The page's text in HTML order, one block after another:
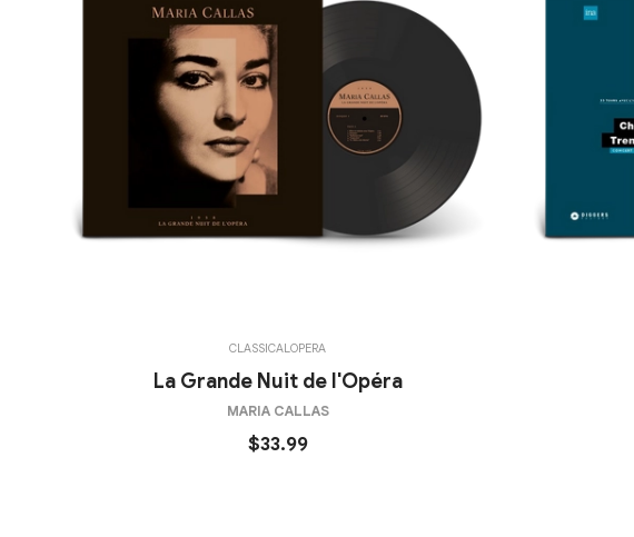
CLASSICALOPERA
La Grande Nuit de l'Opéra
MARIA CALLAS
$33.99